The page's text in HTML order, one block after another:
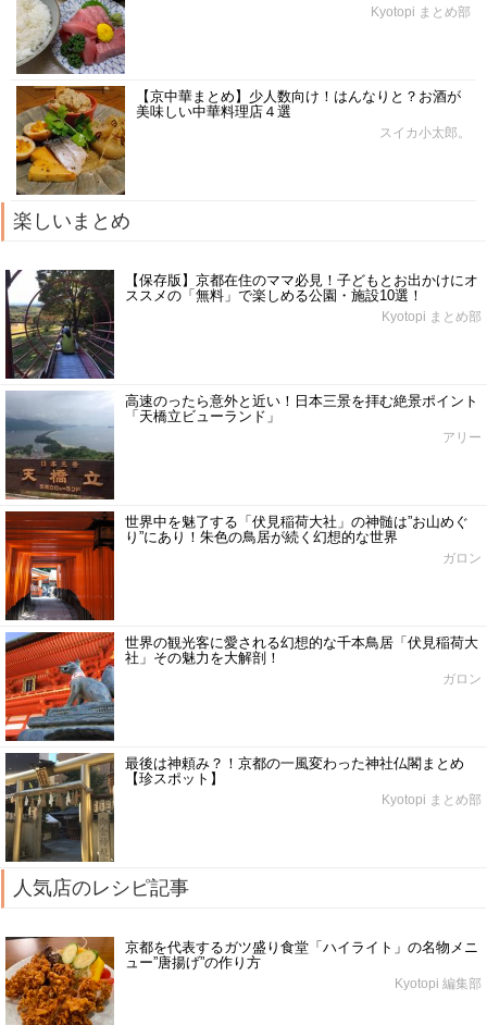
Kyotopi まとめ部
【京中華まとめ】少人数向け！はんなりと？お酒が
美味しい中華料理店４選
スイカ小太郎。
楽しいまとめ
【保存版】京都在住のママ必見！子どもとお出かけにオ
ススメの「無料」で楽しめる公園・施設10選！
Kyotopi まとめ部
高速のったら意外と近い！日本三景を拝む絶景ポイント
「天橋立ビューランド」
アリー
世界中を魅了する「伏見稲荷大社」の神髄は”お山めぐ
り”にあり！朱色の鳥居が続く幻想的な世界
ガロン
世界の観光客に愛される幻想的な千本鳥居「伏見稲荷大
社」その魅力を大解剖！
ガロン
最後は神頼み？！京都の一風変わった神社仏閣まとめ
【珍スポット】
Kyotopi まとめ部
人気店のレシピ記事
京都を代表するガツ盛り食堂「ハイライト」の名物メニ
ュー”唐揚げ”の作り方
Kyotopi 編集部